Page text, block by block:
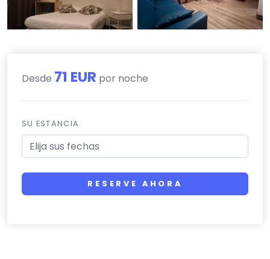
Desde 71 EUR por noche
SU ESTANCIA
RESERVE AHORA